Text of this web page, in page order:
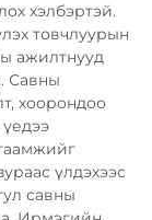
хэлбэртэй.
товчлуурын
ажилтнууд
Савны
хоорондоо
үлдэхээс
савны